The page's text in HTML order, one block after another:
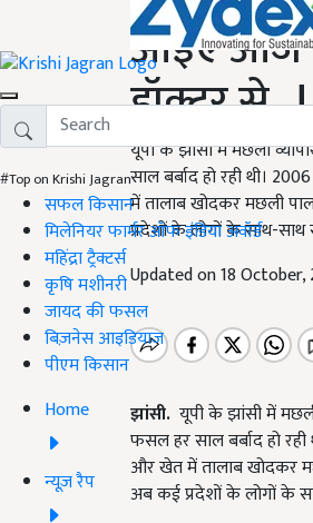
#Top on Krishi Jagran
सफल किसान
मिलेनियर फार्मर ऑफ इंडिया अवॉर्ड
महिंद्रा ट्रैक्टर्स
कृषि मशीनरी
जायद की फसल
बिज़नेस आइडियाज
पीएम किसान
Home
न्यूज़ रैप
आइए आज
डॉक्टर से...!
यूपी के झांसी में मछली
साल बर्बाद हो रही थी।
में तालाब खोदकर मछली
प्रदेशों के लोगों के साथ-
Updated on 18 October,
झांसी. यूपी के झांसी में
फसल हर साल बर्बाद हो
और खेत में तालाब खोदकर
अब कई प्रदेशों के लोगों के